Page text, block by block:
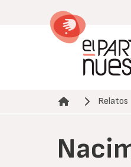
Ruta de navegación
Relatos